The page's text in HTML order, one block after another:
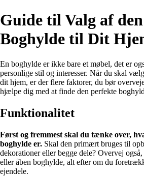
Guide til Valg af
Boghylde til Dit
En boghylde er ikke bare et møbel, det er
personlige stil og interesser. Når du skal
dit hjem, er der flere faktorer, du bør
hjælpe dig med at finde den perfekte
Funktionalitet
Først og fremmest skal du tænke over,
boghylde er. Skal den primært bruges til
dekorationer eller begge dele? Overvej
eller åben boghylde, alt efter om du
ejendele.